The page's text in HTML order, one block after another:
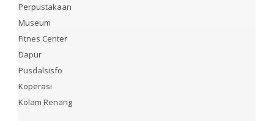
Perpustakaan
Museum
Fitnes Center
Dapur
Pusdalsisfo
Koperasi
Kolam Renang